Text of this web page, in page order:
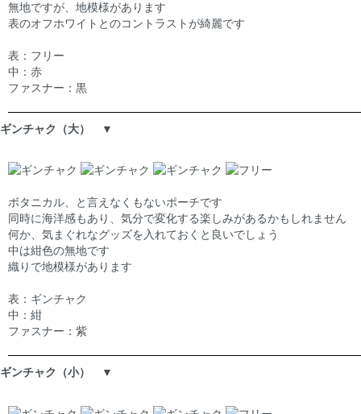
無地ですが、地模様があります
表のオフホワイトとのコントラストが綺麗です
表：フリー
中：赤
ファスナー：黒
ギンチャク（大） ▼
ボタニカル、と言えなくもないポーチです
同時に海洋感もあり、気分で変化する楽しみがあるかもしれません
何か、気まぐれなグッズを入れておくと良いでしょう
中は紺色の無地です
織りで地模様があります
表：ギンチャク
中：紺
ファスナー：紫
ギンチャク（小） ▼